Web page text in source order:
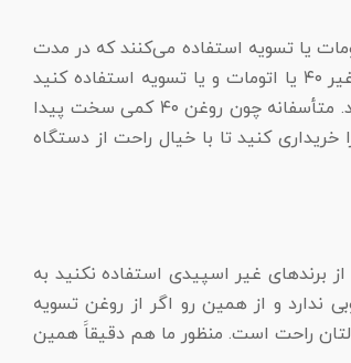
استفاده نکردن از روغن مناسب است. مشتری به دلیل پیدا نکردن روغن ۴۰ از روغن‌های اتومات یا تسویه استفاده می‌کنند که در مدت
زمان کوتاهی دستگاه گیرپاچ می‌کند و کلی خرج روی دستشان می‌گذارد. اگر شمایی که از دستگاه‌های کشاورزی استفاده می‌کنید بخواهید از روغن غیر ۴۰ یا اتومات و یا تسویه استفاده کنید
باید این را بدانید که دستگاهتان را خراب خواهبد کرد. پس در روغن بسیار حساس باشید و همین طور از هر روغنی که در دسترس بود استفاده نکنید. متأسفانه چون روغن ۴۰ کمی سخت پیدا
کنید تا با خیال راحت از دستگاه
برند‌های غیر اسپیدی استفاده نکنید به
ندارد و از همین رو اگر از روغن تسویه
راحت است. منظور ما هم دقیقاََ همین